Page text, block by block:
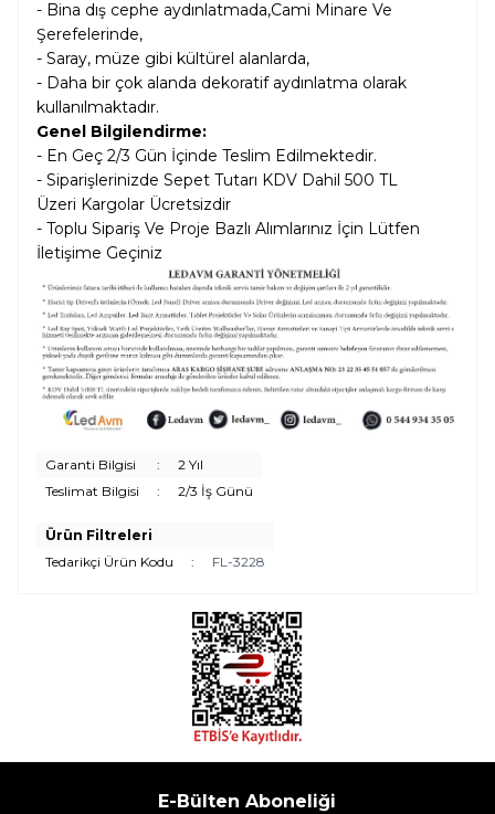
- Bina dış cephe aydınlatmada,Cami Minare Ve
Şerefelerinde,
- Saray, müze gibi kültürel alanlarda,
- Daha bir çok alanda dekoratif aydınlatma olarak
kullanılmaktadır.
Genel Bilgilendirme:
- En Geç 2/3 Gün İçinde Teslim Edilmektedir.
- Siparişlerinizde Sepet Tutarı KDV Dahil 500 TL
Üzeri Kargolar Ücretsizdir
- Toplu Sipariş Ve Proje Bazlı Alımlarınız İçin Lütfen
İletişime Geçiniz
Garanti Bilgisi :
2 Yıl
Teslimat Bilgisi
: 2/3 İş Günü
Ürün Filtreleri
Tedarikçi Ürün Kodu
: FL-3228
E-Bülten Aboneliği